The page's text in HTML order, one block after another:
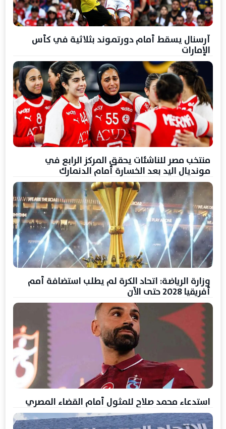
آرسنال يسقط أمام دورتموند بثلاثية في كأس
الإمارات
منتخب مصر للناشئات يحقق المركز الرابع في
مونديال اليد بعد الخسارة أمام الدنمارك
وزارة الرياضة: اتحاد الكرة لم يطلب استضافة أمم
أفريقيا 2028 حتى الآن
استدعاء محمد صلاح للمثول أمام القضاء المصري